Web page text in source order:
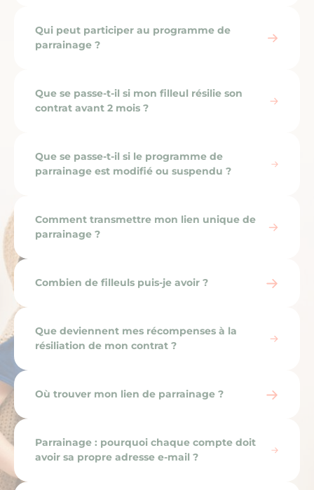
Qui peut participer au programme de
parrainage ?
Que se passe-t-il si mon filleul résilie son
contrat avant 2 mois ?
Que se passe-t-il si le programme de
parrainage est modifié ou suspendu ?
Comment transmettre mon lien unique de
parrainage ?
Combien de filleuls puis-je avoir ?
Que deviennent mes récompenses à la
résiliation de mon contrat ?
Où trouver mon lien de parrainage ?
Parrainage : pourquoi chaque compte doit
avoir sa propre adresse e‑mail ?